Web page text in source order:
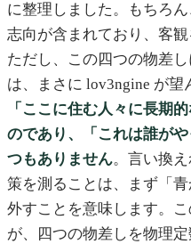
に整理しました。もちろ
志向が含まれており、客
ただし、この四つの物差
は、まさに lov3ngine が望
「ここに住む人々に長期
のであり、「これは誰が
つもありません。言い換
策を測ることは、まず「
外すことを意味します。
が、四つの物差しを物理